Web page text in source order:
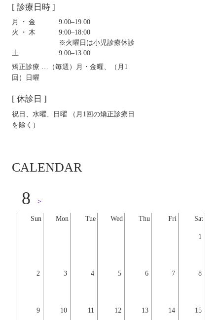
[ 診療日時 ]
月・金
9:00‒19:00
火・木
9:00‒18:00
※火曜日は小児診療休診
土
9:00‒13:00
矯正診療 …（毎週）月・金曜、（月1
回）日曜
[ 休診日 ]
祝日、水曜、日曜 （月1回の矯正診療日
を除く）
CALENDAR
Sun Mon Tue Wed Thu Fri Sat
1
2 3 4 5 6 7 8
9 10 11 12 13 14 15
8 >